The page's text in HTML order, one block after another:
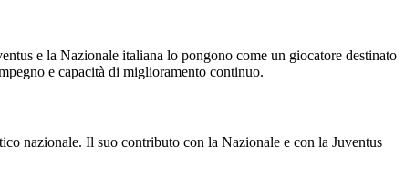
e la Nazionale italiana lo pongono come un giocatore destinato
e capacità di miglioramento continuo.
nazionale. Il suo contributo con la Nazionale e con la Juventus